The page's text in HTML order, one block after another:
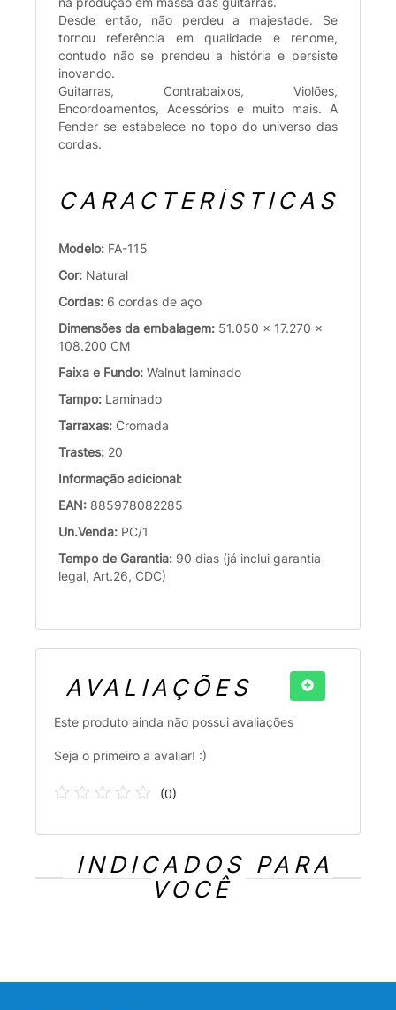
Desde então, não perdeu a majestade. Se
tornou referência em qualidade e renome,
contudo não se prendeu a história e persiste
inovando.
Guitarras, Contrabaixos, Violões,
Encordoamentos, Acessórios e muito mais. A
Fender se estabelece no topo do universo das
cordas.
CARACTERÍSTICAS
Modelo: FA-115
Cor: Natural
Cordas: 6 cordas de aço
Dimensões da embalagem: 51.050 x 17.270 x
108.200 CM
Faixa e Fundo: Walnut laminado
Tampo: Laminado
Tarraxas: Cromada
Trastes: 20
Informação adicional:
EAN: 885978082285
Un.Venda: PC/1
Tempo de Garantia: 90 dias (já inclui garantia
legal, Art.26, CDC)
AVALIAÇÕES
Este produto ainda não possui avaliações
Seja o primeiro a avaliar! :)
(0)
INDICADOS PARA
VOCÊ